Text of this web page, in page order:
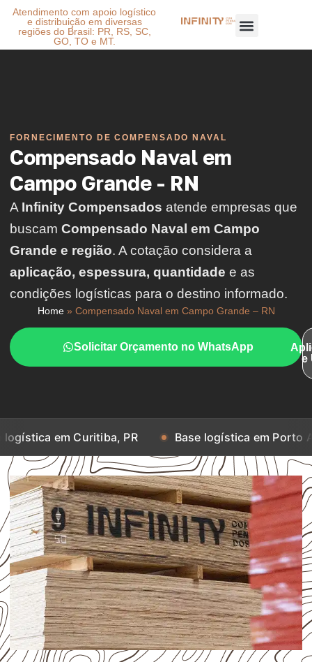
Atendimento com apoio logístico
e distribuição em diversas
regiões do Brasil: PR, RS, SC,
GO, TO e MT.
FORNECIMENTO DE COMPENSADO NAVAL
Compensado Naval em
Campo Grande - RN
A Infinity Compensados atende empresas que
buscam Compensado Naval em Campo
Grande e região. A cotação considera a
aplicação, espessura, quantidade e as
condições logísticas para o destino informado.
Home» Compensado Naval em Campo Grande – RN
Solicitar Orçamento no WhatsApp
e
Curitiba, PR Base logística em Porto Alegre, RS